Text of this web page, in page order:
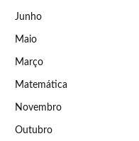
Junho
Maio
Março
Matemática
Novembro
Outubro